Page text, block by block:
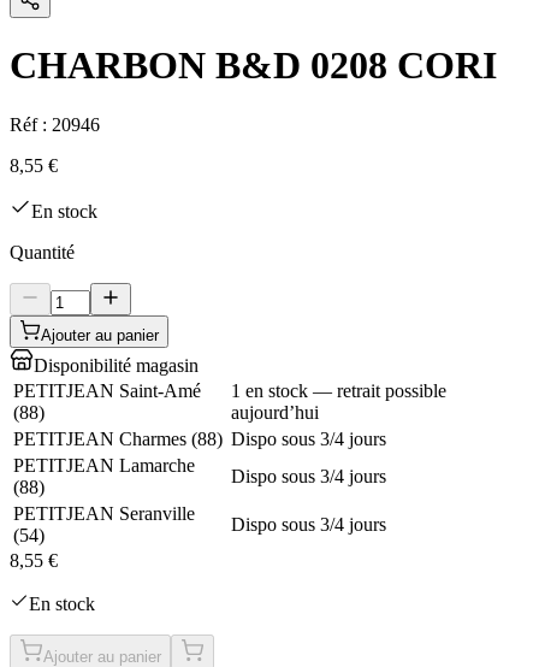
CHARBON B&D 0208 CORI
Réf : 20946
8,55 €
En stock
Quantité
Ajouter au panier
Disponibilité magasin
PETITJEAN Saint-Amé
(88)
1 en stock — retrait possible
aujourd’hui
PETITJEAN Charmes (88) Dispo sous 3/4 jours
PETITJEAN Lamarche
(88)
Dispo sous 3/4 jours
PETITJEAN Seranville
(54)
Dispo sous 3/4 jours
8,55 €
En stock
Ajouter au panier